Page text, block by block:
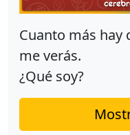
Cuanto más hay
me verás.
¿Qué soy?